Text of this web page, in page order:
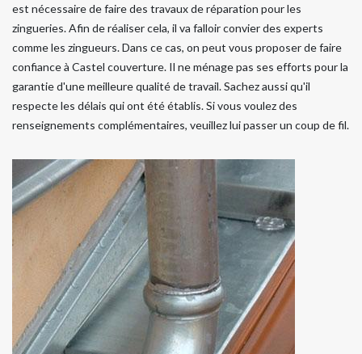
est nécessaire de faire des travaux de réparation pour les
zingueries. Afin de réaliser cela, il va falloir convier des experts
comme les zingueurs. Dans ce cas, on peut vous proposer de faire
confiance à Castel couverture. Il ne ménage pas ses efforts pour la
garantie d'une meilleure qualité de travail. Sachez aussi qu'il
respecte les délais qui ont été établis. Si vous voulez des
renseignements complémentaires, veuillez lui passer un coup de fil.